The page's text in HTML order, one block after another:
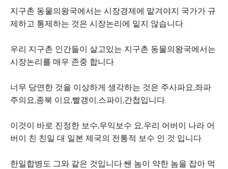
지구촌 동물의왕국에서는 시장경제에 맡겨야지 국가가 규
제하고 통제하는 것은 시장논리에 밑지 않습니다.
우리 지구촌 인간들이 살고있는 지구촌 동물의왕국에서는
시장논리를 매우 존중 합니다.
너무 당연한 것을 이상하게 생각하는 것은 주사파요,좌파
주의요,종북 이요,빨갱이,스파이,간첩입니다.
이것이 바로 진정한 보수,우익보수 요,우리 어버이 나라 어
버이 친 친일 대 일본 제국의 전통적 보수 인 것 입니다.
한일합병도 그와 같은 것입니다.쌘 놈이 약한 놈을 잡아 먹